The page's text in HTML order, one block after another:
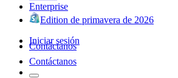
Enterprise
Edition de primavera de 2026
Iniciar sesión
Contáctanos
Contáctanos